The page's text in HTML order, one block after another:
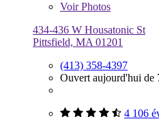
VoirPhotos
434-436 W Housatonic St
Pittsfield, MA 01201
(413) 358-4397
Ouvert aujourd'hui de
4 106